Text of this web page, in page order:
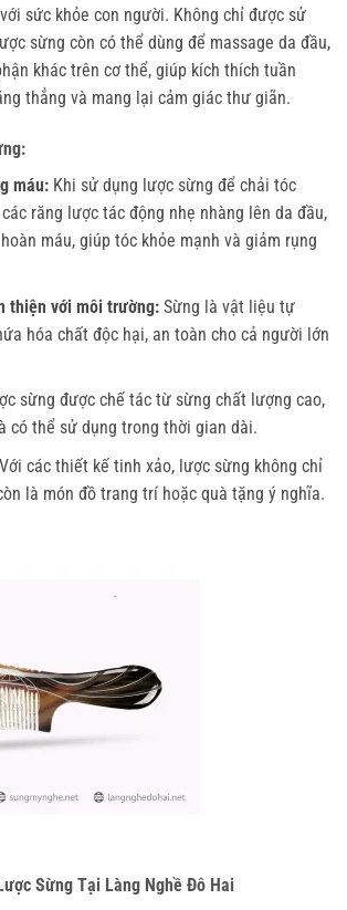
sức khỏe con người. Không chỉ được sử
sừng còn có thể dùng để massage da đầu,
khác trên cơ thể, giúp kích thích tuần
thẳng và mang lại cảm giác thư giãn.
máu:Khi sử dụng lược sừng để chải tóc
răng lược tác động nhẹ nhàng lên da đầu,
máu, giúp tóc khỏe mạnh và giảm rụng
thiện với môi trường:Sừng là vật liệu tự
hóa chất độc hại, an toàn cho cả người lớn
sừng được chế tác từ sừng chất lượng cao,
có thể sử dụng trong thời gian dài.
các thiết kế tinh xảo, lược sừng không chỉ
là món đồ trang trí hoặc quà tặng ý nghĩa.
Sừng Tại Làng Nghề Đô Hai